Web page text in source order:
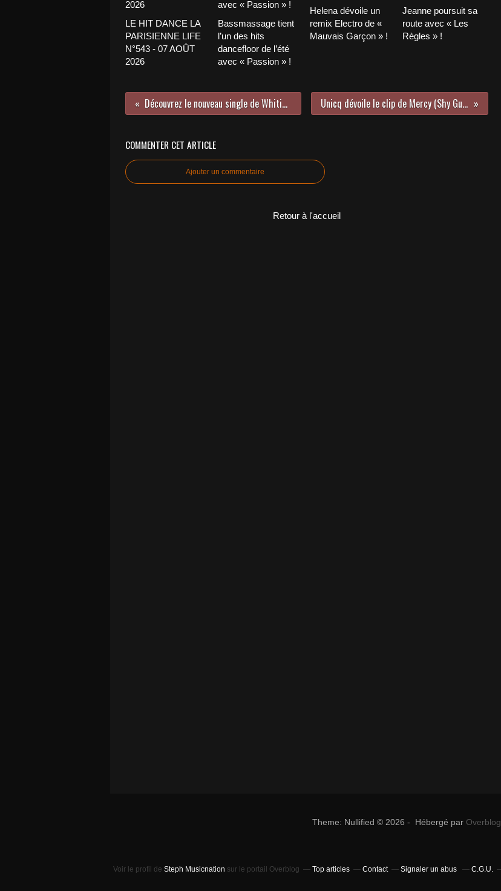
LE HIT DANCE LA
PARISIENNE LIFE
N°543 - 07 AOÛT
2026
Bassmassage tient
l’un des hits
dancefloor de l’été
avec « Passion » !
Helena dévoile un
remix Electro de «
Mauvais Garçon » !
Jeanne poursuit sa
route avec « Les
Règles » !
Découvrez le nouveau single de Whities ! Unicq dévoile le clip de Mercy (Shy Guy) !
COMMENTER CET ARTICLE
Ajouter un commentaire
Retour à l'accueil
Theme: Nullified © 2026 - Hébergé par Overblog
Voir le profil de Steph Musicnation sur le portail Overblog Top articles Contact Signaler un abus C.G.U.